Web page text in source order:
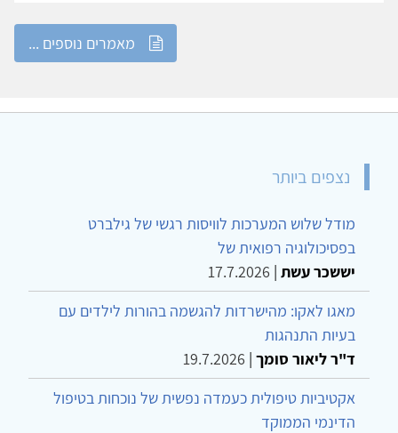
מאמרים נוספים ...
נצפים ביותר
מודל שלוש המערכות לוויסות רגשי של גילברט
בפסיכולוגיה רפואית של
יששכר עשת |
17.7.2026
מאגו לאקו: מהישרדות להגשמה בהורות לילדים עם
בעיות התנהגות
ד"ר ליאור סומך |
19.7.2026
אקטיביות טיפולית כעמדה נפשית של נוכחות בטיפול
הדינמי הממוקד